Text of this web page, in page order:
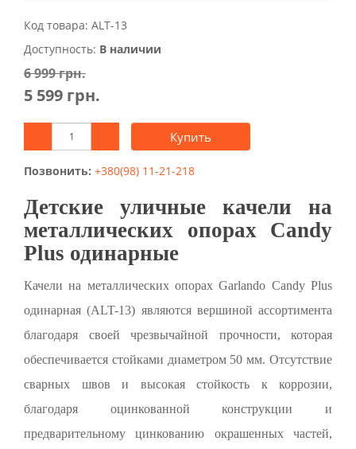
Код товара: ALT-13
Доступность: В наличии
6 999 грн.
5 599 грн.
Купить
Позвонить: +380(98) 11-21-218
Детские уличные качели на
металлических опорах Candy
Plus одинарные
Качели на металлических опорах Garlando Candy Plus
одинарная (ALT-13) являются вершиной ассортимента
благодаря своей чрезвычайной прочности, которая
обеспечивается стойками диаметром 50 мм. Отсутствие
сварных швов и высокая стойкость к коррозии,
благодаря оцинкованной конструкции и
предварительному цинкованию окрашенных частей,